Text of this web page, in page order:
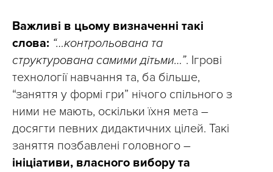
Важливі в цьому визначенні такі
слова: “…контрольована та
структурована самими дітьми…”. Ігрові
технології навчання та, ба більше,
“заняття у формі гри” нічого спільного з
ними не мають, оскільки їхня мета –
досягти певних дидактичних цілей. Такі
заняття позбавлені головного –
ініціативи, власного вибору та